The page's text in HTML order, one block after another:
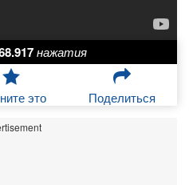
нажатия
это Поделиться